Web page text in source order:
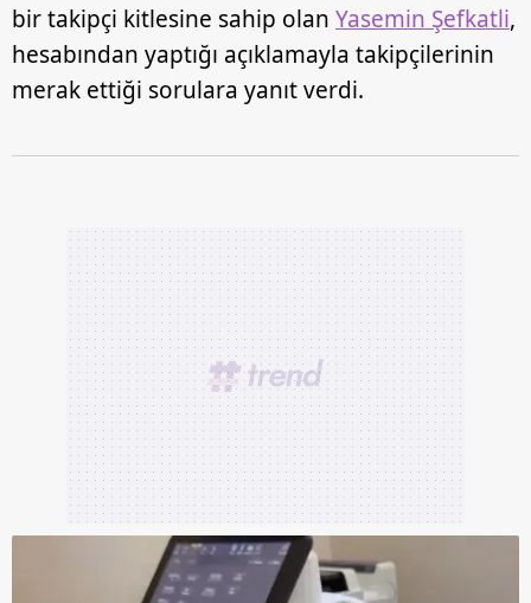
bir takipçi kitlesine sahip olan Yasemin Şefkatli,
hesabından yaptığı açıklamayla takipçilerinin
merak ettiği sorulara yanıt verdi.